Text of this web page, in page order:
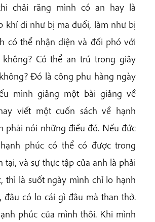
chải răng mình có an hay là
khí đi như bị ma đuổi, làm như bị
có thể nhận diện và đối phó với
Có thể an trú trong giây
Đó là công phu hàng ngày
mình giảng một bài giảng về
viết một cuốn sách về hạnh
phải nói những điều đó. Nếu đức
phúc có thể có được trong
tại, và sự thực tập của anh là phải
thì là suốt ngày mình chỉ lo hạnh
đâu có lo cái gì đâu mà than thở.
phúc của mình thôi. Khi mình